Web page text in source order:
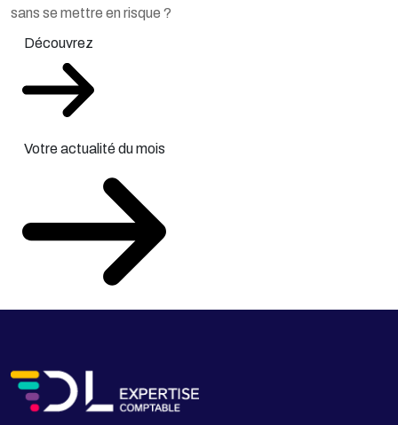
sans se mettre en risque ?
Découvrez
Votre actualité du mois